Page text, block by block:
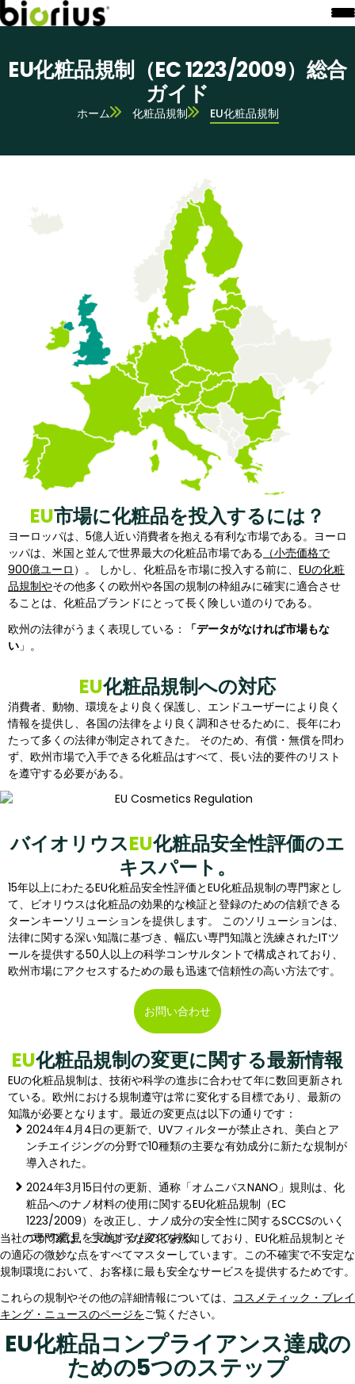
EU化粧品規制（EC 1223/2009）総合
ガイド
ホーム 化粧品規制 EU化粧品規制
EU市場に化粧品を投入するには？
ヨーロッパは、5億人近い消費者を抱える有利な市場である。ヨーロ
ッパは、米国と並んで世界最大の化粧品市場である （小売価格で
900億ユーロ ）。 しかし、化粧品を市場に投入する前に、 EUの化粧
品規制やその他多くの欧州や各国の規制の枠組みに確実に適合させ
ることは、化粧品ブランドにとって長く険しい道のりである。
欧州の法律がうまく表現している：
「データがなければ市場もな
い 」。
EU化粧品規制への対応
消費者、動物、環境をより良く保護し、エンドユーザーにより良く
情報を提供し、各国の法律をより良く調和させるために、長年にわ
たって多くの法律が制定されてきた。 そのため、有償・無償を問わ
ず、欧州市場で入手できる化粧品はすべて、長い法的要件のリスト
を遵守する必要がある。
バイオリウスEU化粧品安全性評価のエ
キスパート。
15年以上にわたるEU化粧品安全性評価とEU化粧品規制の専門家とし
て、ビオリウスは化粧品の効果的な検証と登録のための信頼できる
ターンキーソリューションを提供します。 このソリューションは、
法律に関する深い知識に基づき、幅広い専門知識と洗練されたITツ
ールを提供する50人以上の科学コンサルタントで構成されており、
欧州市場にアクセスするための最も迅速で信頼性の高い方法です。
お問い合わせ
EU化粧品規制の変更に関する最新情報
EUの化粧品規制は、技術や科学の進歩に合わせて年に数回更新され
ている。欧州における規制遵守は常に変化する目標であり、最新の
知識が必要となります。最近の変更点は以下の通りです：
2024年4月4日の更新で、UVフィルターが禁止され、美白とア
ンチエイジングの分野で10種類の主要な有効成分に新たな規制が
導入された。
2024年3月15日付の更新、通称「オムニバスNANO」規則は、化
粧品へのナノ材料の使用に関するEU化粧品規制（EC
1223/2009）を改正し、ナノ成分の安全性に関するSCCSのいく
つかの意見を実施するものである。
当社の専門家は、このような変化を熟知しており、EU化粧品規制とそ
の適応の微妙な点をすべてマスターしています。この不確実で不安定な
規制環境において、お客様に最も安全なサービスを提供するためです。
これらの規制やその他の詳細情報については、 コスメティック・ブレイ
キング・ニュースのページをご覧ください。
EU化粧品コンプライアンス達成の
ための5つのステップ